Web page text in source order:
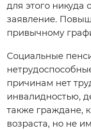
Воспроизвести
для этого никуда
заявление.
привычному
Социальные
причинам нет
инвалидностью,
также граждане,
возраста, но не